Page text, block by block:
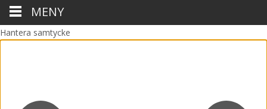
Hantera samtycke
MENY